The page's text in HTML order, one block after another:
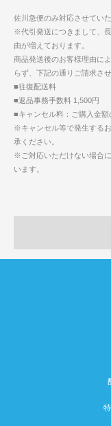
佐川急便のみ対応させていた
※代引発送につきまして、
由が増えております。
商品発送後のお客様理由に
らず、下記の通りご請求さ
■往復配送料
■返品事務手数料 1,500円
■キャンセル料：ご購入金額
※キャンセル等で発生する
承ください。
※ご対応いただけない場合
います。